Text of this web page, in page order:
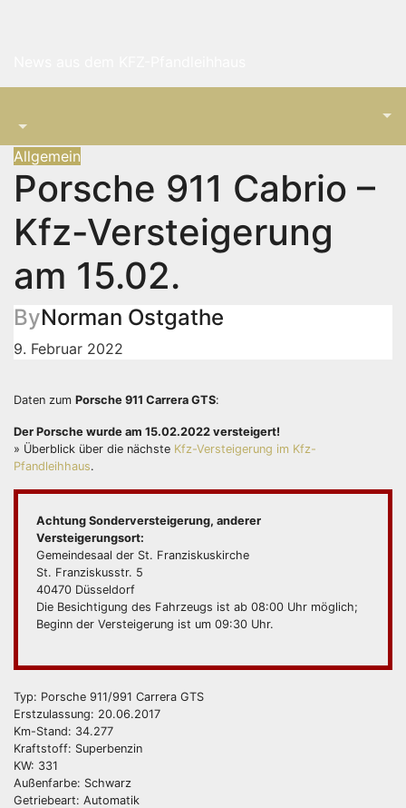
Allgemein
Porsche 911 Cabrio –
Kfz-Versteigerung
am 15.02.
ByNorman Ostgathe
9. Februar 2022
Daten zum Porsche 911 Carrera GTS:
Der Porsche wurde am 15.02.2022 versteigert!
» Überblick über die nächste Kfz-Versteigerung im Kfz-
Pfandleihhaus.
Achtung Sonderversteigerung, anderer
Versteigerungsort:
Gemeindesaal der St. Franziskuskirche
St. Franziskusstr. 5
40470 Düsseldorf
Die Besichtigung des Fahrzeugs ist ab 08:00 Uhr möglich;
Beginn der Versteigerung ist um 09:30 Uhr.
Typ: Porsche 911/991 Carrera GTS
Erstzulassung: 20.06.2017
Km-Stand: 34.277
Kraftstoff: Superbenzin
KW: 331
Außenfarbe: Schwarz
Getriebeart: Automatik